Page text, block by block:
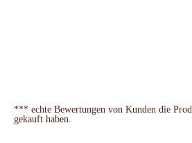
*** echte Bewertungen von Kunden die
gekauft haben.